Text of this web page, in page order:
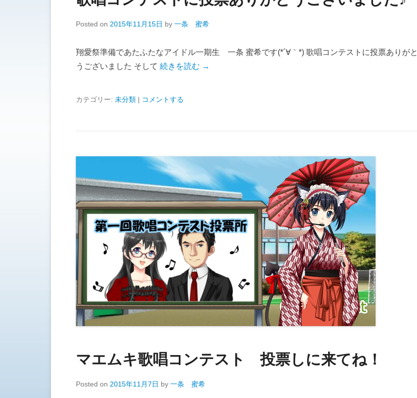
Posted on 2015年11月15日 by 一条 蜜希
翔愛祭準備であたふたなアイドル一期生 一条 蜜希です(*´∀｀*) 歌唱コンテストに投票ありがと
うございました そして 続きを読む →
カテゴリー: 未分類 | コメントする
マエムキ歌唱コンテスト 投票しに来てね！
Posted on 2015年11月7日 by 一条 蜜希